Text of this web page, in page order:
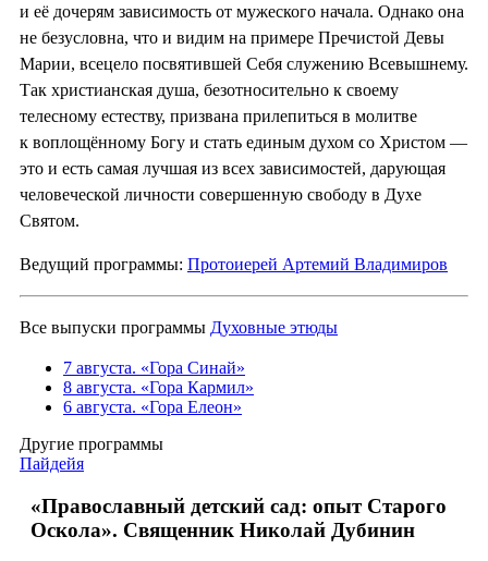
и её дочерям зависимость от мужеского начала. Однако она
не безусловна, что и видим на примере Пречистой Девы
Марии, всецело посвятившей Себя служению Всевышнему.
Так христианская душа, безотносительно к своему
телесному естеству, призвана прилепиться в молитве
к воплощённому Богу и стать единым духом со Христом —
это и есть самая лучшая из всех зависимостей, дарующая
человеческой личности совершенную свободу в Духе
Святом.
Ведущий программы: Протоиерей Артемий Владимиров
Все выпуски программы Духовные этюды
7 августа. «Гора Синай»
8 августа. «Гора Кармил»
6 августа. «Гора Елеон»
Другие программы
Пайдейя
«Православный детский сад: опыт Старого
Оскола». Священник Николай Дубинин